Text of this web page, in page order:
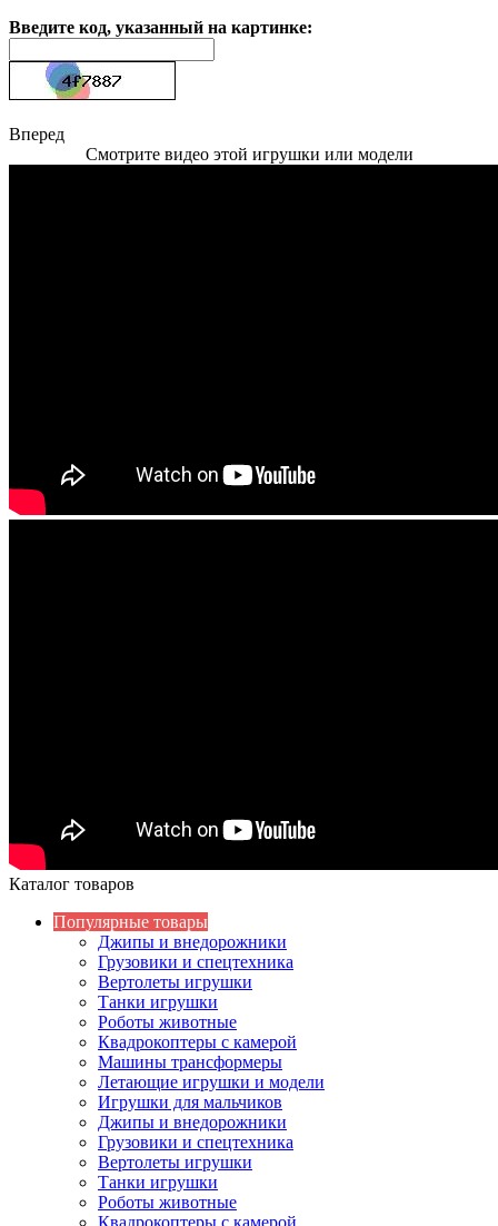
Введите код, указанный на картинке:
Вперед
Смотрите видео этой игрушки или модели
Каталог товаров
Популярные товары
Джипы и внедорожники
Грузовики и спецтехника
Вертолеты игрушки
Танки игрушки
Роботы животные
Квадрокоптеры с камерой
Машины трансформеры
Летающие игрушки и модели
Игрушки для мальчиков
Джипы и внедорожники
Грузовики и спецтехника
Вертолеты игрушки
Танки игрушки
Роботы животные
Квадрокоптеры с камерой